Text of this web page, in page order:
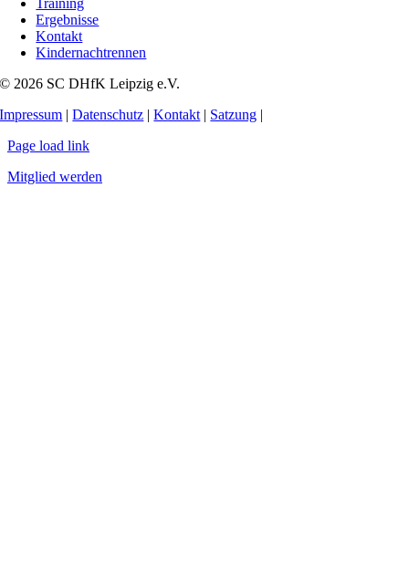
Training
Ergebnisse
Kontakt
Kindernachtrennen
© 2026 SC DHfK Leipzig e.V.
Impressum |Datenschutz |Kontakt | Satzung |
Page load link
Mitglied werden